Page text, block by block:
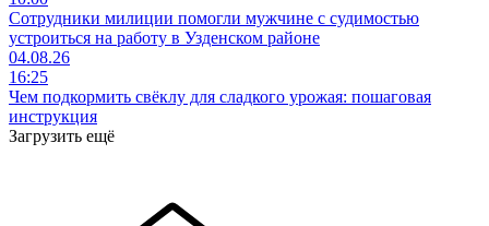
Сотрудники милиции помогли мужчине с судимостью
устроиться на работу в Узденском районе
04.08.26
16:25
Чем подкормить свёклу для сладкого урожая: пошаговая
инструкция
Загрузить ещё